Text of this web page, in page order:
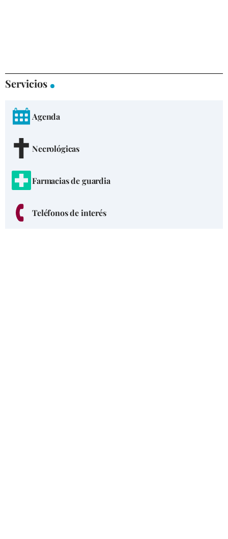
Servicios
Agenda
Necrológicas
Farmacias de guardia
Teléfonos de interés